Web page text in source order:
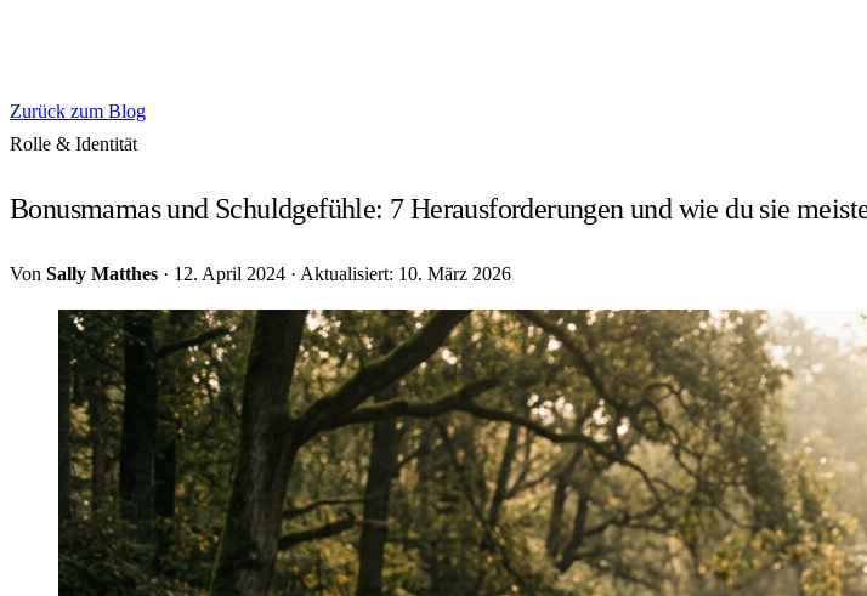
Zurück zum Blog
Rolle & Identität
Bonusmamas und Schuldgefühle: 7 Herausforderungen und wie du sie
Von Sally Matthes · 12. April 2024 · Aktualisiert: 10. März 2026